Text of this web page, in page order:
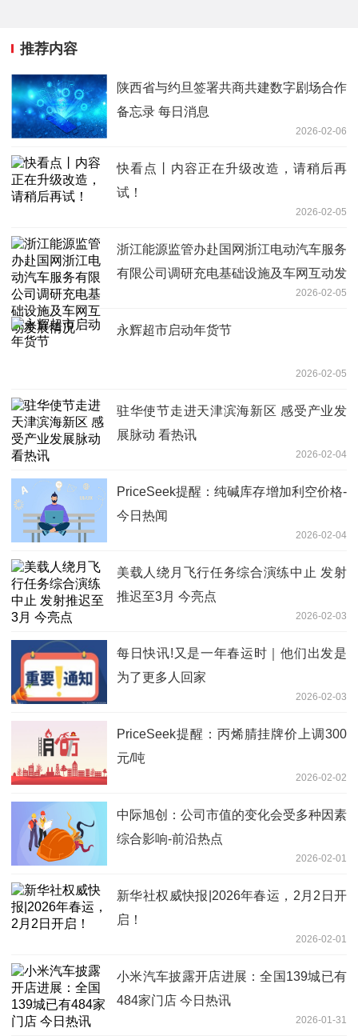
推荐内容
陕西省与约旦签署共商共建数字剧场合作
备忘录 每日消息
2026-02-06
快看点丨内容正在升级改造，请稍后再
试！
2026-02-05
浙江能源监管办赴国网浙江电动汽车服务
有限公司调研充电基础设施及车网互动发
2026-02-05
永辉超市启动年货节
2026-02-05
驻华使节走进天津滨海新区 感受产业发
展脉动 看热讯
2026-02-04
PriceSeek提醒：纯碱库存增加利空价格-
今日热闻
2026-02-04
美载人绕月飞行任务综合演练中止 发射
推迟至3月 今亮点
2026-02-03
每日快讯!又是一年春运时｜他们出发是
为了更多人回家
2026-02-03
PriceSeek提醒：丙烯腈挂牌价上调300
元/吨
2026-02-02
中际旭创：公司市值的变化会受多种因素
综合影响-前沿热点
2026-02-01
新华社权威快报|2026年春运，2月2日开
启！
2026-02-01
小米汽车披露开店进展：全国139城已有
484家门店 今日热讯
2026-01-31